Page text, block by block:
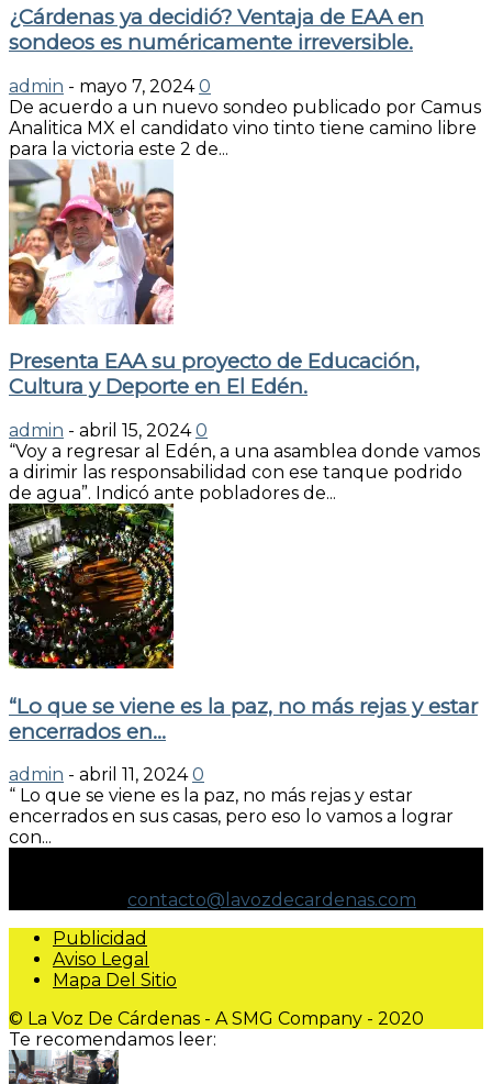
¿Cárdenas ya decidió? Ventaja de EAA en
sondeos es numéricamente irreversible.
admin - mayo 7, 2024 0
De acuerdo a un nuevo sondeo publicado por Camus
Analitica MX el candidato vino tinto tiene camino libre
para la victoria este 2 de...
Presenta EAA su proyecto de Educación,
Cultura y Deporte en El Edén.
admin - abril 15, 2024 0
“Voy a regresar al Edén, a una asamblea donde vamos
a dirimir las responsabilidad con ese tanque podrido
de agua”. Indicó ante pobladores de...
“Lo que se viene es la paz, no más rejas y estar
encerrados en...
admin - abril 11, 2024 0
“ Lo que se viene es la paz, no más rejas y estar
encerrados en sus casas, pero eso lo vamos a lograr
con...
contacto@lavozdecardenas.com
Publicidad
Aviso Legal
Mapa Del Sitio
© La Voz De Cárdenas - A SMG Company - 2020
Te recomendamos leer: